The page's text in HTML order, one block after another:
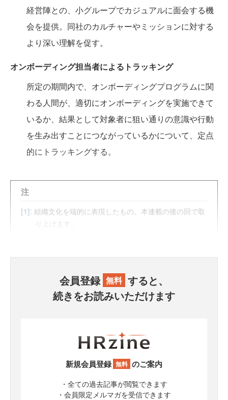
経営陣との、小グループでカジュアルに面会する機
会を提供。同社のカルチャーやミッションに対する
より深い理解を促す。
オンボーディング担当者によるトラッキング
所定の期間内で、オンボーディングプログラムに関
わる人間が、適切にオンボーディングを実施できて
いるか、結果として対象者に狙い通りの意識や行動
を生み出すことにつながっているかについて、定点
的にトラッキングする。
注
[1]: 組織文化を端的に表現したもの。本連載の後の回で取
り上げます。
会員登録 無料 すると、
続きをお読みいただけます
新規会員登録 無料 のご案内
・全ての過去記事が閲覧できます
・会員限定メルマガを受信できます